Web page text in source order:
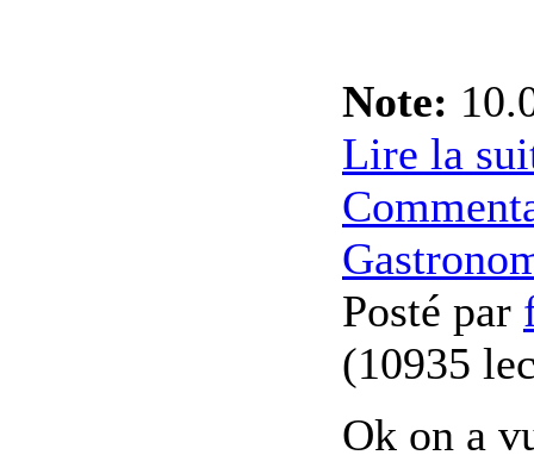
Note:
Lire la
Posté par
(10935
Ok on a